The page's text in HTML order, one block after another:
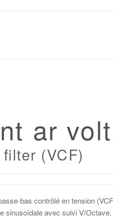
ar
(VCF)
bas contrôlé en tension
sinusoïdale avec suivi V/